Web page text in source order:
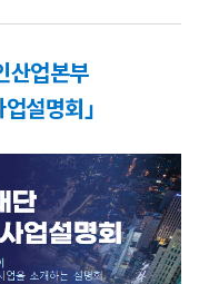
산업본부
설명회」